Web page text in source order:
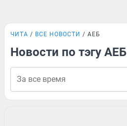
ЧИТА ВСЕ НОВОСТИ АЕБ
Новости по тэгу АЕБ